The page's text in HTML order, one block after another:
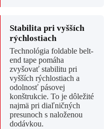
Stabilita pri vyšších
rýchlostiach
Technológia foldable belt-
end tape pomáha
zvyšovať stabilitu pri
vyšších rýchlostiach a
odolnosť pásovej
konštrukcie. To je dôležité
najmä pri diaľničných
presunoch s naloženou
dodávkou.